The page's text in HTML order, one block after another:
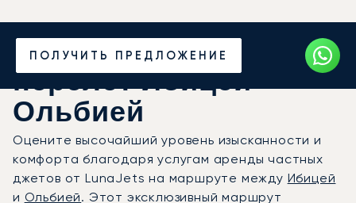
ПОЛУЧИТЬ ПРЕДЛОЖЕНИЕ
Закажите частный
перелёт Ибицей —
Ольбией
Оцените высочайший уровень изысканности и
комфорта благодаря услугам аренды частных
джетов от LunaJets на маршруте между Ибицей
и Ольбией. Этот эксклюзивный маршрут